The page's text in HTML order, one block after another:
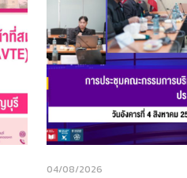
04/08/2026